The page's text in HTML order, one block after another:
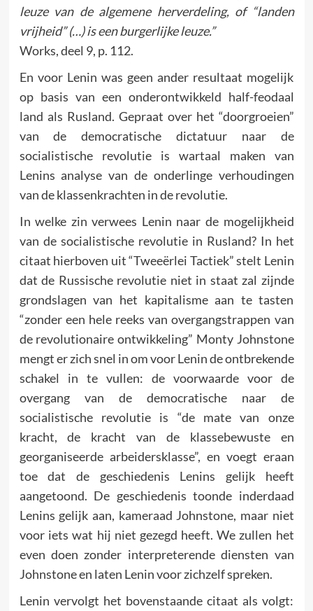
leuze van de algemene herverdeling, of “landen
vrijheid” (…) is een burgerlijke leuze.”
Works, deel 9, p. 112.
En voor Lenin was geen ander resultaat mogelijk
op basis van een onderontwikkeld half-feodaal
land als Rusland. Gepraat over het “doorgroeien”
van de democratische dictatuur naar de
socialistische revolutie is wartaal maken van
Lenins analyse van de onderlinge verhoudingen
van de klassenkrachten in de revolutie.
In welke zin verwees Lenin naar de mogelijkheid
van de socialistische revolutie in Rusland? In het
citaat hierboven uit “Tweeërlei Tactiek” stelt Lenin
dat de Russische revolutie niet in staat zal zijnde
grondslagen van het kapitalisme aan te tasten
“zonder een hele reeks van overgangstrappen van
de revolutionaire ontwikkeling” Monty Johnstone
mengt er zich snel in om voor Lenin de ontbrekende
schakel in te vullen: de voorwaarde voor de
overgang van de democratische naar de
socialistische revolutie is “de mate van onze
kracht, de kracht van de klassebewuste en
georganiseerde arbeidersklasse”, en voegt eraan
toe dat de geschiedenis Lenins gelijk heeft
aangetoond. De geschiedenis toonde inderdaad
Lenins gelijk aan, kameraad Johnstone, maar niet
voor iets wat hij niet gezegd heeft. We zullen het
even doen zonder interpreterende diensten van
Johnstone en laten Lenin voor zichzelf spreken.
Lenin vervolgt het bovenstaande citaat als volgt: